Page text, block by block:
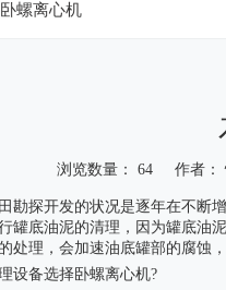
螺离心机
浏览数量： 64作者：
勘探开发的状况是逐年在不断
罐底油泥的清理，因为罐底油
处理，会加速油底罐部的腐蚀
设备选择卧螺离心机?